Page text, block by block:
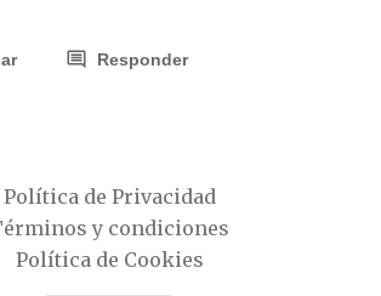
Responder
Política de Privacidad
y condiciones
Política de Cookies